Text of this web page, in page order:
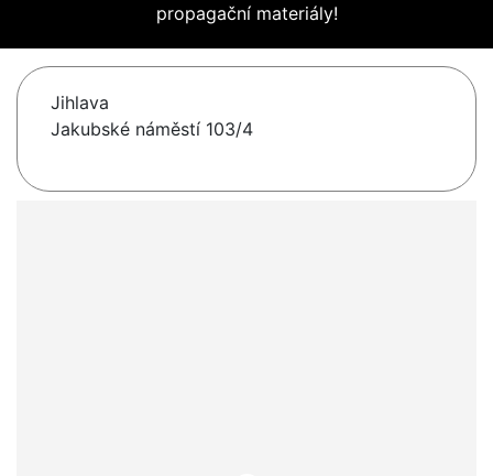
propagační materiály!
Jihlava
Jakubské náměstí 103/4